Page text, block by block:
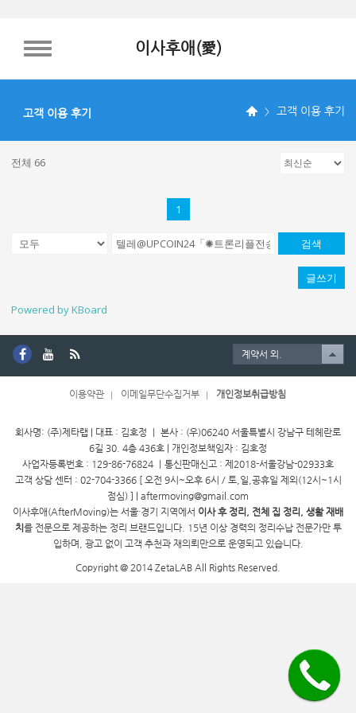
TOGGLE NAVIGATION이사후애(愛)
고객 이용 후기 고객 이용 후기
전체 66
1
검색
글쓰기
Powered by KBoard
이용약관 이메일무단수집거부 개인정보취급방침
계약서 외.
회사명: (주)제타랩 | 대표 : 김호정 ㅣ 본사 : (우)06240 서울특별시 강남구 테헤란로
6길 30. 4층 436호 | 개인정보책임자 : 김호정
사업자등록번호 : 129-86-76824 ㅣ통신판매신고 : 제2018-서울강남-02933호
고객 상담 센터 : 02-704-3366 [ 오전 9시~오후 6시 / 토,일,공휴일 제외(12시~1시
점심) ] | aftermoving@gmail.com
이사후애(AfterMoving)는 서울·경기 지역에서 이사 후 정리, 전체 집 정리, 생활 재배
치 를 전문으로 제공하는 정리 브랜드입니다. 15년 이상 경력의 정리수납 전문가만 투
입하며, 광고 없이 고객 추천과 재의뢰만으로 운영되고 있습니다.
Copyright @ 2014 ZetaLAB All Rights Reserved.